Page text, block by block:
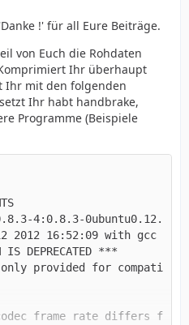
!' für all Eure Beiträge.
von Euch die Rohdaten
Ihr überhaupt
Ihr mit den folgenden
Ihr habt handbrake,
Programme (Beispiele